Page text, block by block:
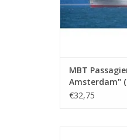
MBT
Amsterdam"
Bouwtekening
€32,75